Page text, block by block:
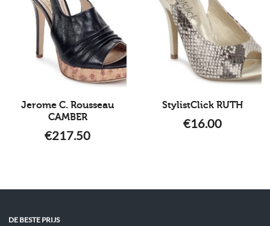
Jerome C. Rousseau
CAMBER
€217.50
StylistClick RUTH
€16.00
DE BESTE PRIJS